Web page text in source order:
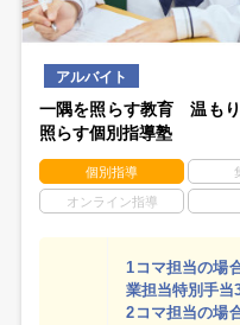
アルバイト
一隅を照らす教育 温も
照らす個別指導塾
個別指導
オンライン指導
1コマ担当の場
業担当特別手当
2コマ担当の場